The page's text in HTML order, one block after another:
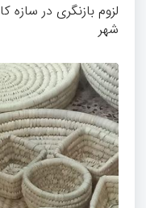
لزوم بازنگری در سازه
شهر